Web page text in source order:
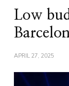
Low
APRIL 27, 2025